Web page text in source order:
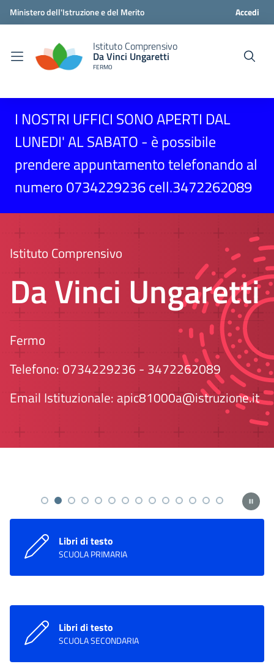
Ministero dell'Istruzione e del Merito Accedi
Istituto Comprensivo
Da Vinci Ungaretti
FERMO
I NOSTRI UFFICI SONO APERTI DAL
LUNEDI' AL SABATO - è possibile
prendere appuntamento telefonando al
numero 0734229236 cell.3472262089
Istituto Comprensivo
Da Vinci Ungaretti
Fermo
Telefono: 0734229236 - 3472262089
Email Istituzionale: apic81000a@istruzione.it
Libri di testo
SCUOLA PRIMARIA
Libri di testo
SCUOLA SECONDARIA